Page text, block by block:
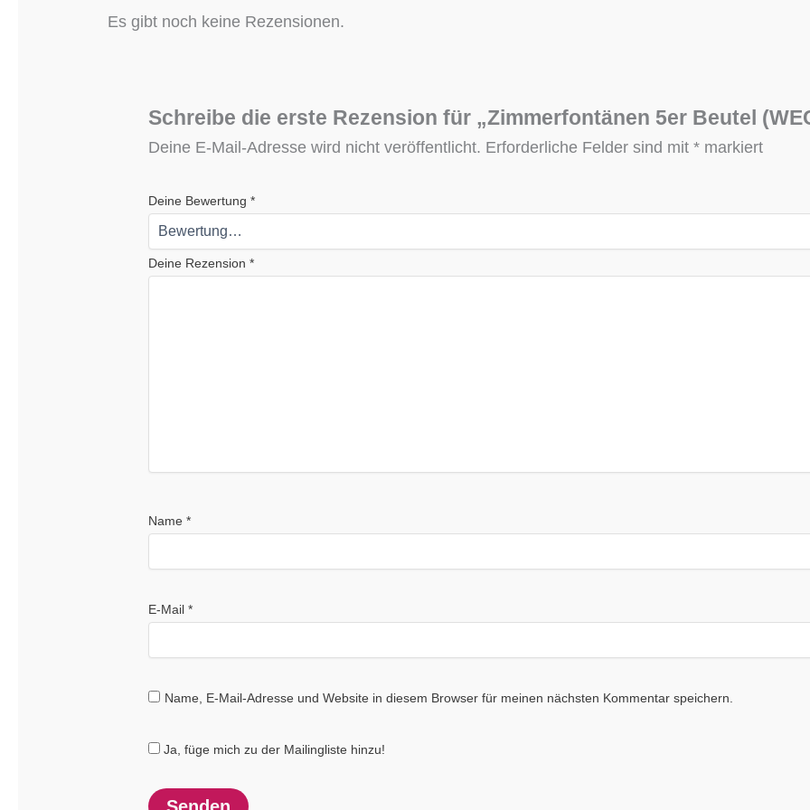
Es gibt noch keine Rezensionen.
Schreibe die erste Rezension für „Zimmerfontänen 5er Beutel
Deine E-Mail-Adresse wird nicht veröffentlicht. Erforderliche Felder sind mit * markiert
Deine Bewertung *
Deine Rezension *
Name *
E-Mail *
Name, E-Mail-Adresse und Website in diesem Browser für meinen nächsten Kommentar speichern.
Ja, füge mich zu der Mailingliste hinzu!